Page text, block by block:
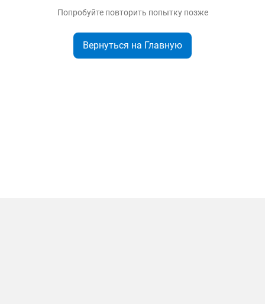
Попробуйте повторить попытку позже
Вернуться на Главную